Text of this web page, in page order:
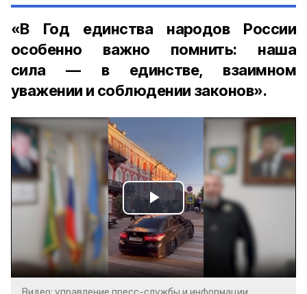
«В Год единства народов России
особенно важно помнить: наша
сила — в единстве, взаимном
уважении и соблюдении законов».
Play
Video